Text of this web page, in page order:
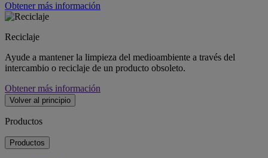
Obtener más información
Reciclaje
Ayude a mantener la limpieza del medioambiente a través del
intercambio o reciclaje de un producto obsoleto.
Obtener más información
Volver al principio
Productos
Productos